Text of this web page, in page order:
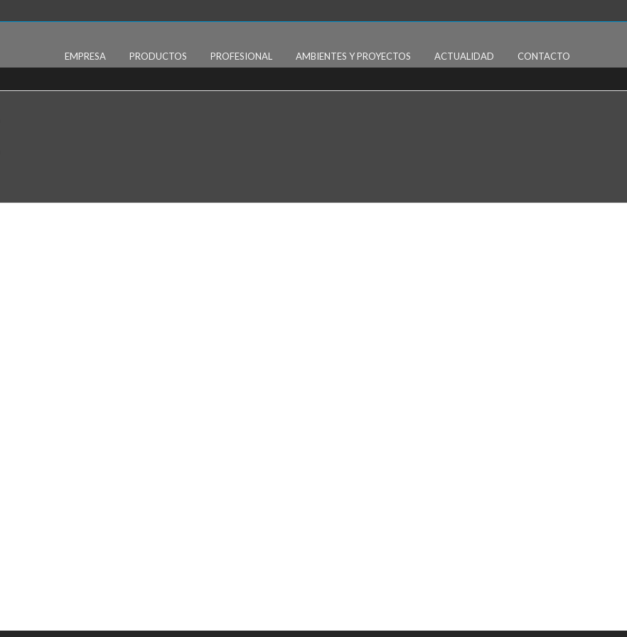
EMPRESA PRODUCTOS PROFESIONAL AMBIENTES Y PROYECTOS ACTUALIDAD CONTACTO